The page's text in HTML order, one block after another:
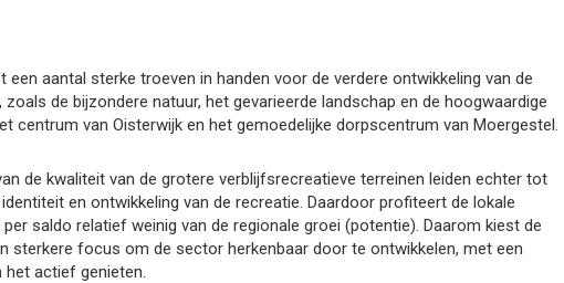
een aantal sterke troeven in handen voor de verdere ontwikkeling van de
de bijzondere natuur, het gevarieerde landschap en de hoogwaardige
centrum van Oisterwijk en het gemoedelijke dorpscentrum van Moergestel.
de kwaliteit van de grotere verblijfsrecreatieve terreinen leiden echter tot
en ontwikkeling van de recreatie. Daardoor profiteert de lokale
saldo relatief weinig van de regionale groei (potentie). Daarom kiest de
sterkere focus om de sector herkenbaar door te ontwikkelen, met een
het actief genieten.